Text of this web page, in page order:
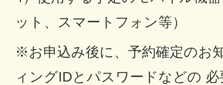
ット、スマートフォン等）
※お申込み後に、予約確定のお
ィングIDとパスワードなどの